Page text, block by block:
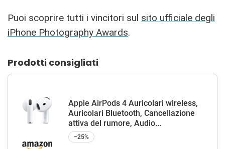
Puoi scoprire tutti i vincitori sul sito ufficiale degli
iPhone Photography Awards.
Prodotti consigliati
Apple AirPods 4 Auricolari wireless,
Auricolari Bluetooth, Cancellazione
attiva del rumore, Audio...
−25%